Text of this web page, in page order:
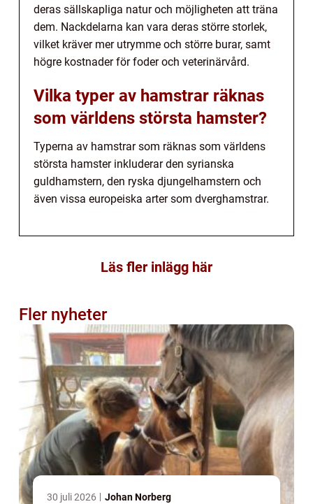
deras sällskapliga natur och möjligheten att träna
dem. Nackdelarna kan vara deras större storlek,
vilket kräver mer utrymme och större burar, samt
högre kostnader för foder och veterinärvård.
Vilka typer av hamstrar räknas
som världens största hamster?
Typerna av hamstrar som räknas som världens
största hamster inkluderar den syrianska
guldhamstern, den ryska djungelhamstern och
även vissa europeiska arter som dverghamstrar.
Läs fler inlägg här
Fler nyheter
30 juli 2026 Johan Norberg